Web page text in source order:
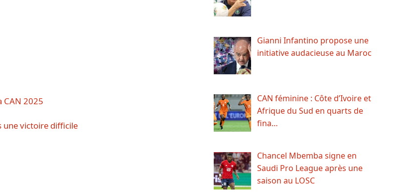
CAN 2025
une victoire difficile
Gianni Infantino propose une
initiative audacieuse au Maroc
CAN féminine : Côte d’Ivoire et
Afrique du Sud en quarts de
fina…
Chancel Mbemba signe en
Saudi Pro League après une
saison au LOSC